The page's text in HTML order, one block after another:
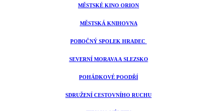
MĚSTSKÉ KINO ORION
MĚSTSKÁ KNIHOVNA
POBOČNÝ SPOLEK HRADEC
SEVERNÍ MORAVA A SLEZSKO
POHÁDKOVÉ POODŘÍ
SDRUŽENÍ CESTOVNÍHO RUCHU